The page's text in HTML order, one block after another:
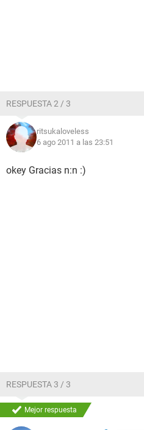
RESPUESTA 2 / 3
ritsukaloveless
6 ago 2011 a las 23:51
okey Gracias n:n :)
RESPUESTA 3 / 3
Mejor respuesta